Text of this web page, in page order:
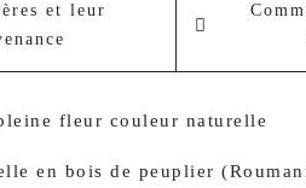
et leur
fleur couleur naturelle
en bois de peuplier